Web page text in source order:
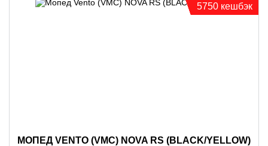
МОПЕД VENTO (VMC) NOVA RS (BLACK/YELLOW)
5750 кешбэк